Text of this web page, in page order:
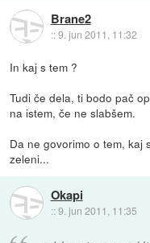
Brane2
::9. jun 2011, 11:32
In kaj s tem ?
Tudi če dela, ti bodo pač
na istem, če ne slabšem.
Da ne govorimo o tem, kaj
zeleni...
Okapi
::9. jun 2011, 11:35